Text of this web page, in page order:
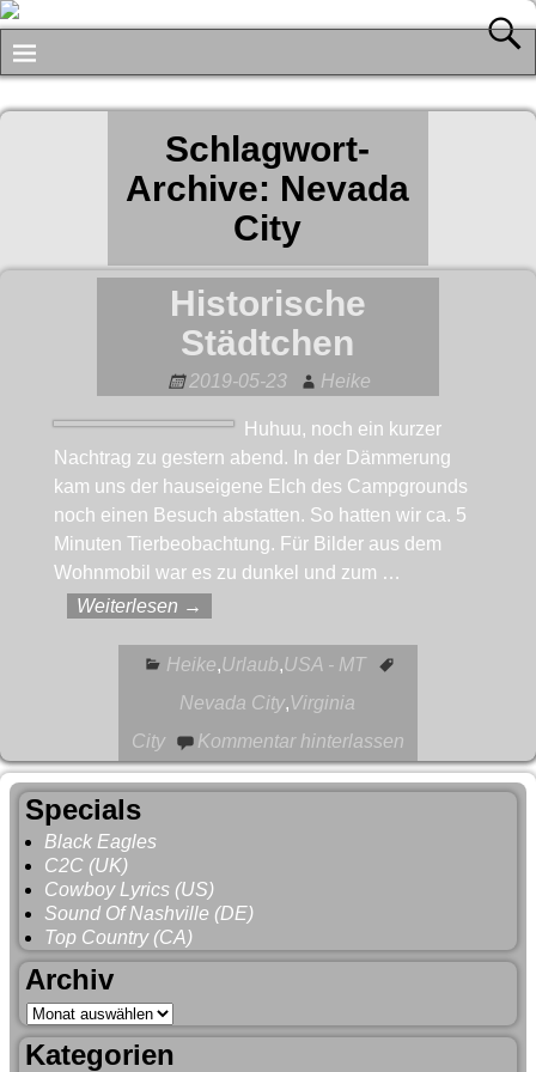
Schlagwort-
Archive: Nevada
City
Historische
Städtchen
2019-05-23 Heike
Huhuu, noch ein kurzer
Nachtrag zu gestern abend. In der Dämmerung
kam uns der hauseigene Elch des Campgrounds
noch einen Besuch abstatten. So hatten wir ca. 5
Minuten Tierbeobachtung. Für Bilder aus dem
Wohnmobil war es zu dunkel und zum …
Weiterlesen →
Heike,Urlaub,USA - MT
Nevada City,Virginia
City
Kommentar hinterlassen
Specials
Black Eagles
C2C (UK)
Cowboy Lyrics (US)
Sound Of Nashville (DE)
Top Country (CA)
Archiv
Kategorien